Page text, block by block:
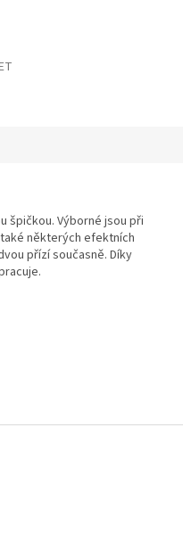
špičkou. Výborné jsou při
některých efektních
přízí současně. Díky